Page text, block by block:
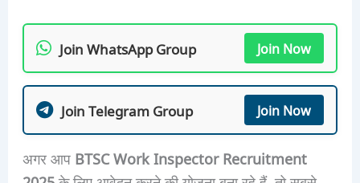
Join WhatsApp Group Join Now
Join Telegram Group Join Now
अगर आप BTSC Work Inspector Recruitment